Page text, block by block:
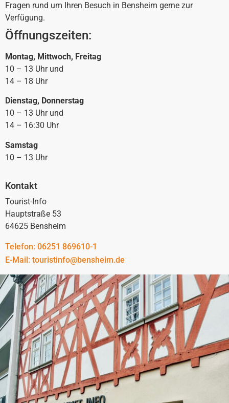
Fragen rund um Ihren Besuch in Bensheim gerne zur
Verfügung.
Öffnungszeiten:
Montag, Mittwoch, Freitag
10 – 13 Uhr und
14 – 18 Uhr
Dienstag, Donnerstag
10 – 13 Uhr und
14 – 16:30 Uhr
Samstag
10 – 13 Uhr
Kontakt
Tourist-Info
Hauptstraße 53
64625 Bensheim
Telefon: 06251 869610-1
E-Mail: touristinfo@bensheim.de